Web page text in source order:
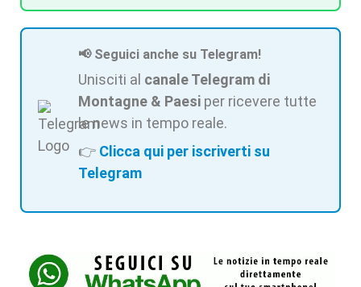
📢 Seguici anche su Telegram!
Unisciti al canale Telegram di
Montagne & Paesi per ricevere tutte
le news in tempo reale.
👉 Clicca qui per iscriverti su
Telegram